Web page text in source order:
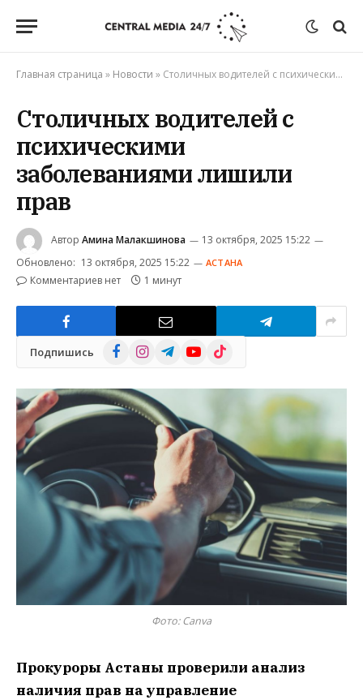
Главная страница » Новости » Столичных водителей с психическими заболеваниями лишили прав
Столичных водителей с
психическими
заболеваниями лишили
прав
Автор Амина Малакшинова
13 октября, 2025 15:22
Обновлено: 13 октября, 2025 15:22 АСТАНА
Комментариев нет 1 минут
Подпишись FacebookInstagramTelegramYouTube
TikTok
Фото: Сanva
Прокуроры Астаны проверили анализ
наличия прав на управление